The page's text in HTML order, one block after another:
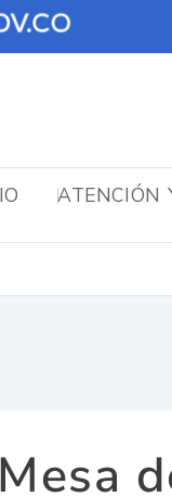
ATENCIÓN
Mesa